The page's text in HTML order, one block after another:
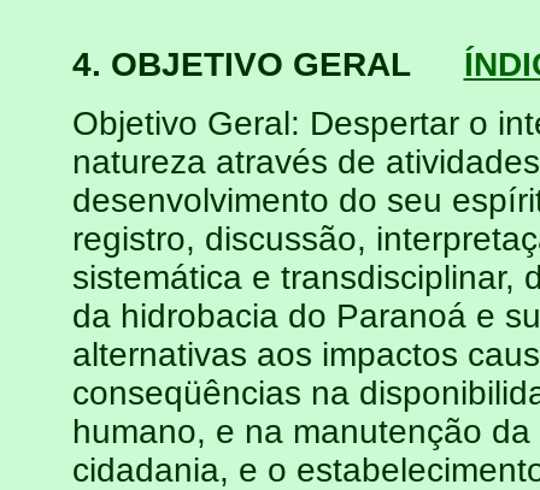
4. OBJETIVO GERAL
Objetivo Geral: Despertar o
natureza através de
desenvolvimento do seu
registro, discussão,
sistemática e transdisciplinar,
da hidrobacia do Paranoá e
alternativas aos impactos
conseqüências na
humano, e na manutenção
cidadania, e o